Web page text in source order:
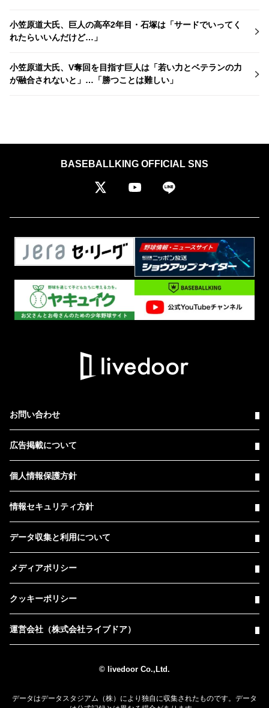
小笠原道大氏、巨人の高卒2年目・石塚は「サードでいってく
れたらいいんだけど…」
小笠原道大氏、V奪回を目指す巨人は「若い力とベテランの力
が融合されないと」…「勝つことは難しい」
BASEBALLKING OFFICIAL SNS
お問い合わせ
広告掲載について
個人情報保護方針
情報セキュリティ方針
データ収集と利用について
メディアポリシー
クッキーポリシー
運営会社（株式会社ライブドア）
© livedoor Co.,Ltd.
データはデータスタジアム（株）により独自に収集されたものです。データ